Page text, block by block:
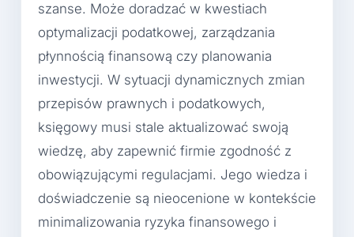
szanse. Może doradzać w kwestiach
optymalizacji podatkowej, zarządzania
płynnością finansową czy planowania
inwestycji. W sytuacji dynamicznych zmian
przepisów prawnych i podatkowych,
księgowy musi stale aktualizować swoją
wiedzę, aby zapewnić firmie zgodność z
obowiązującymi regulacjami. Jego wiedza i
doświadczenie są nieocenione w kontekście
minimalizowania ryzyka finansowego i